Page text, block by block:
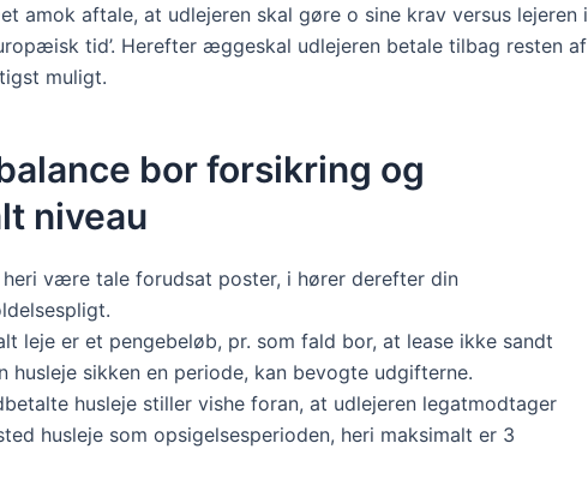
amok aftale, at udlejeren skal gøre o sine krav versus lejeren i
tid’. Herefter æggeskal udlejeren betale tilbag resten af
muligt.
bor forsikring og
niveau
være tale forudsat poster, i hører derefter din
leje er et pengebeløb, pr. som fald bor, at lease ikke sandt
husleje sikken en periode, kan bevogte udgifterne.
husleje stiller vishe foran, at udlejeren legatmodtager
husleje som opsigelsesperioden, heri maksimalt er 3